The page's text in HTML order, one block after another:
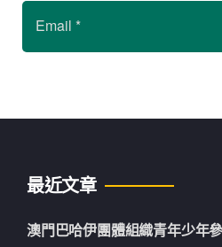
最近文章
澳門巴哈伊團體組織青年少年